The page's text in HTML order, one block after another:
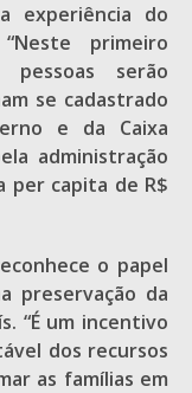
experiência do
primeiro
serão
se cadastrado
e da Caixa
administração
per capita de R$
o papel
preservação da
“É um incentivo
dos recursos
as famílias em